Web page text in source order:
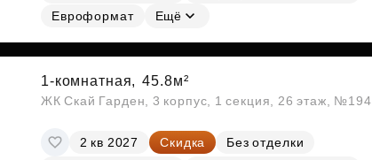
Евроформат
Ещё
1-комнатная, 45.8м²
ЖК Скай Гарден, 3 корпус, 1 секция, 26 этаж, №194
2 кв 2027 Скидка
Без отделки